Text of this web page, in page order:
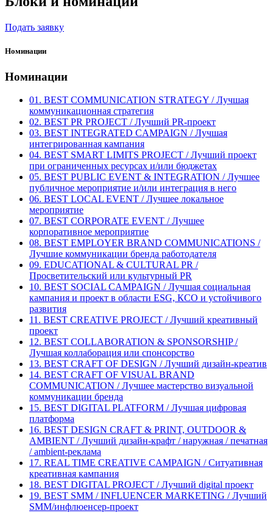
Подать заявку
Номинации
Номинации
01. BEST COMMUNICATION STRATEGY / Лучшая
коммуникационная стратегия
02. BEST PR PROJECT / Лучший PR-проект
03. BEST INTEGRATED CAMPAIGN / Лучшая
интегрированная кампания
04. BEST SMART LIMITS PROJECT / Лучший проект
при ограниченных ресурсах и/или бюджетах
05. BEST PUBLIC EVENT & INTEGRATION / Лучшее
публичное мероприятие и/или интеграция в него
06. BEST LOCAL EVENT / Лучшее локальное
мероприятие
07. BEST CORPORATE EVENT / Лучшее
корпоративное мероприятие
08. BEST EMPLOYER BRAND COMMUNICATIONS /
Лучшие коммуникации бренда работодателя
09. EDUCATIONAL & CULTURAL PR /
Просветительский или культурный PR
10. BEST SOCIAL CAMPAIGN / Лучшая социальная
кампания и проект в области ESG, КСО и устойчивого
развития
11. BEST CREATIVE PROJECT / Лучший креативный
проект
12. BEST COLLABORATION & SPONSORSHIP /
Лучшая коллаборация или спонсорство
13. BEST CRAFT OF DESIGN / Лучший дизайн-креатив
14. BEST CRAFT OF VISUAL BRAND
COMMUNICATION / Лучшее мастерство визуальной
коммуникации бренда
15. BEST DIGITAL PLATFORM / Лучшая цифровая
платформа
16. BEST DESIGN CRAFT & PRINT, OUTDOOR &
AMBIENT / Лучший дизайн-крафт / наружная / печатная
/ ambient-реклама
17. REAL TIME CREATIVE CAMPAIGN / Ситуативная
креативная кампания
18. BEST DIGITAL PROJECT / Лучший digital проект
19. BEST SMM / INFLUENCER MARKETING / Лучший
SMM/инфлюенсер-проект